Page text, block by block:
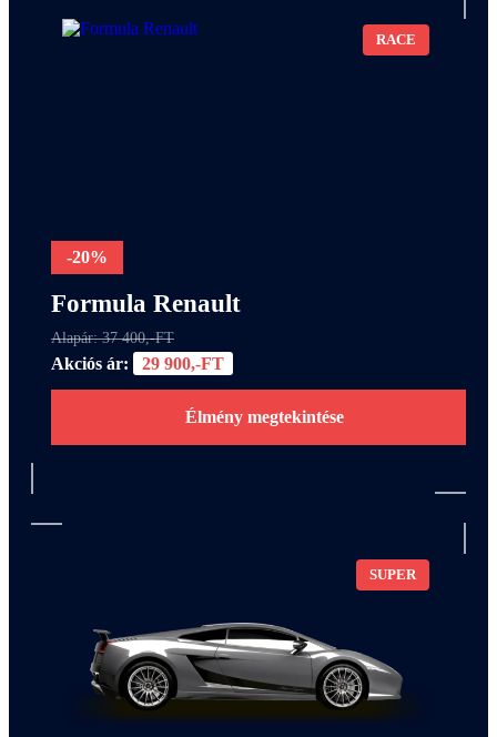
RACE
-20%
Formula Renault
Alapár: 37 400,-FT
Akciós ár: 29 900,-FT
Élmény megtekintése
SUPER